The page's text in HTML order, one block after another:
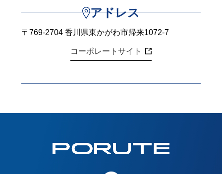
アドレス
〒769-2704 香川県東かがわ市帰来1072-7
コーポレートサイト